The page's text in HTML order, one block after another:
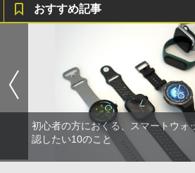
おすすめ記事
初心者の方におくる、スマートウォ
認したい10のこと